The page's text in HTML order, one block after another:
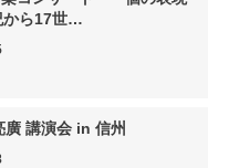
ら17世…
廣 講演会 in 信州